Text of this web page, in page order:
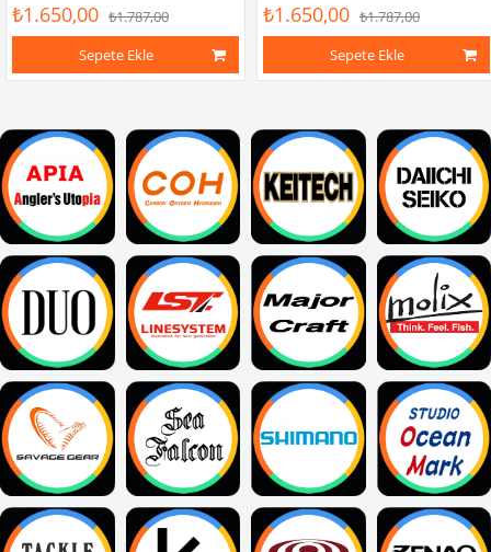
₺1.650,00 ₺1.787,00
Sepete Ekle
₺1.650,00 ₺1.787,00
Sepete Ekle